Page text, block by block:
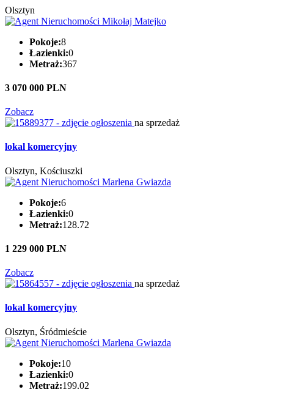
Olsztyn
Pokoje:8
Łazienki:0
Metraż:367
3 070 000 PLN
Zobacz
na sprzedaż
lokal komercyjny
Olsztyn, Kościuszki
Pokoje:6
Łazienki:0
Metraż:128.72
1 229 000 PLN
Zobacz
na sprzedaż
lokal komercyjny
Olsztyn, Śródmieście
Pokoje:10
Łazienki:0
Metraż:199.02